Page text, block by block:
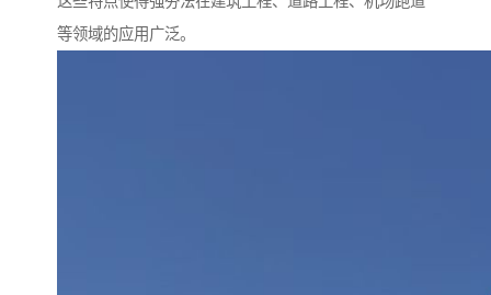
等领域的应用广泛。